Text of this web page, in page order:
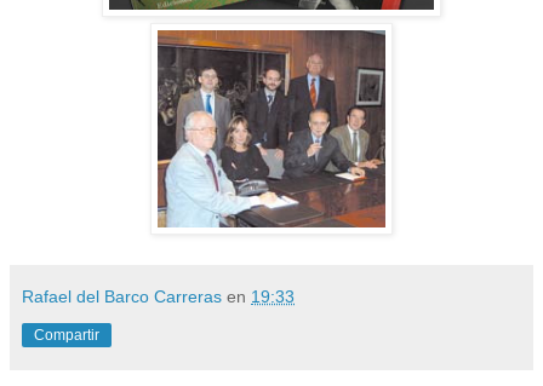
Rafael del Barco Carreras en 19:33
Compartir